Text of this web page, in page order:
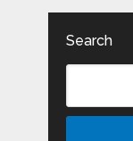
Search